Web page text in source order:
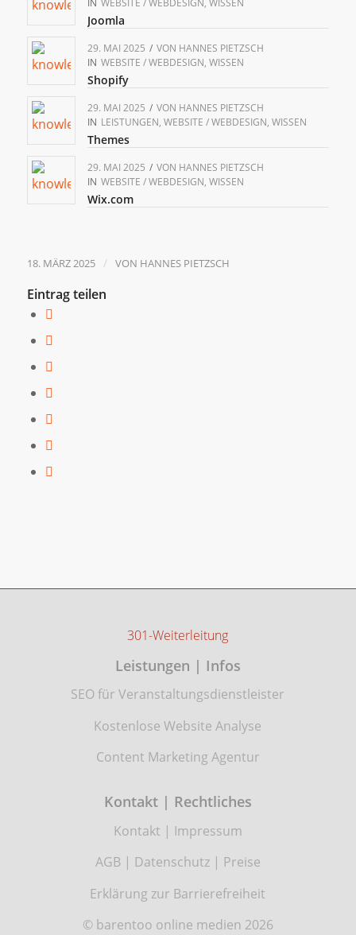
Joomla
29. MAI 2025 / VON HANNES PIETZSCH
IN WEBSITE / WEBDESIGN, WISSEN
Shopify
29. MAI 2025 / VON HANNES PIETZSCH
IN LEISTUNGEN, WEBSITE / WEBDESIGN, WISSEN
Themes
29. MAI 2025 / VON HANNES PIETZSCH
IN WEBSITE / WEBDESIGN, WISSEN
Wix.com
18. MÄRZ 2025 / VON HANNES PIETZSCH
Eintrag teilen
301-Weiterleitung
Leistungen | Infos
SEO für Veranstaltungsdienstleister
Kostenlose Website Analyse
Content Marketing Agentur
Kontakt | Rechtliches
Kontakt | Impressum
AGB| Datenschutz| Preise
Erklärung zur Barrierefreiheit
© barentoo online medien 2026